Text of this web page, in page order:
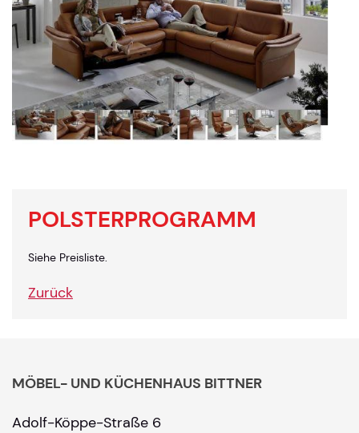
POLSTERPROGRAMM
Siehe Preisliste.
Zurück
MÖBEL- UND KÜCHENHAUS BITTNER
Adolf-Köppe-Straße 6